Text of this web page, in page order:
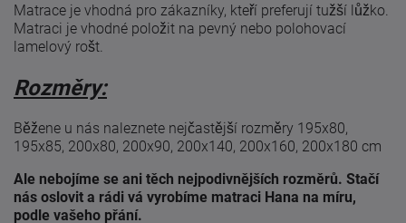
Matrace je vhodná pro zákazníky, kteří preferují tužší lůžko.
Matraci je vhodné položit na pevný nebo polohovací
lamelový rošt.
Rozměry:
Běžene u nás naleznete nejčastější rozměry 195x80,
195x85, 200x80, 200x90, 200x140, 200x160, 200x180 cm
Ale nebojíme se ani těch nejpodivnějších rozměrů. Stačí
nás oslovit a rádi vá vyrobíme matraci Hana na míru,
podle vašeho přání.